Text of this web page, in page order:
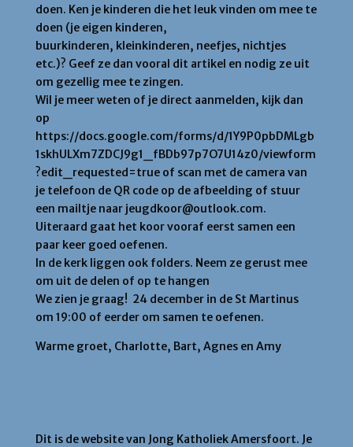
doen. Ken je kinderen die het leuk vinden om mee te
doen (je eigen kinderen,
buurkinderen, kleinkinderen, neefjes, nichtjes
etc.)? Geef ze dan vooral dit artikel en nodig ze uit
om gezellig mee te zingen.
Wil je meer weten of je direct aanmelden, kijk dan
op
https://docs.google.com/forms/d/1Y9P0pbDMLgb
1skhULXm7ZDCJ9g1_fBDb97p7O7U14z0/viewform
?edit_requested=true of scan met de camera van
je telefoon de QR code op de afbeelding of stuur
een mailtje naar jeugdkoor@outlook.com.
Uiteraard gaat het koor vooraf eerst samen een
paar keer goed oefenen.
In de kerk liggen ook folders. Neem ze gerust mee
om uit de delen of op te hangen
We zien je graag! 24 december in de St Martinus
om 19:00 of eerder om samen te oefenen.
Warme groet, Charlotte, Bart, Agnes en Amy
Dit is de website van Jong Katholiek Amersfoort. Je